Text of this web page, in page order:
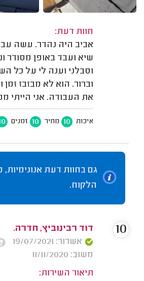
חוות דעת:
אביב היה נהדר. עשה
שיא ועבד באופן מסודר
וסבלני וענה לי על כל
וברור. הוא לא מבזבז
את העבודה. אני הייתי
איכות 10 מחיר 10 זמנים
גם בחוות דעת אנונימיות,
הלקוח.
דוד רבינוביץ, חדרה.
אשרור: 19/07/2021
משוב: 11/11/2020
תיאור השירות:
10